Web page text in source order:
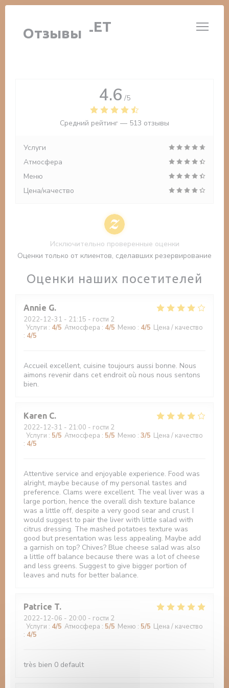
Панель управления cookies
LE 14 JUILLET
Отзывы
Оценки наших посетителей
Annie G
2022-12-31 - 21:15 - гости 2
Услуги : 4/5 Атмосфера : 4/5 Меню : 4/5 Цена / качество
: 4/5
Accueil excellent, cuisine toujours aussi bonne. Nous
aimons revenir dans cet endroit où nous nous sentons
bien.
Karen C
2022-12-31 - 21:00 - гости 2
Услуги : 5/5 Атмосфера : 5/5 Меню : 3/5 Цена / качество
: 4/5
Attentive service and enjoyable experience. Food was
alright, maybe because of my personal tastes and
preference. Clams were excellent. The veal liver was a
large portion, hence the overall dish texture balance
was a little off, despite a very good sear and crust. I
would suggest to pair the liver with little salad with
citrus dressing. The mashed potatoes texture was
good but presentation was less appealing. Maybe add
a garnish on top? Chives? Blue cheese salad was also
a little off balance because there was a lot of cheese
and less greens. Suggest to give bigger portion of
leaves and nuts for better balance.
Patrice T
2022-12-06 - 20:00 - гости 2
Услуги : 4/5 Атмосфера : 5/5 Меню : 5/5 Цена / качество
: 4/5
très bien 0 default
4.6 /5
Средний рейтинг — 513 отзывы
Услуги
Атмосфера
Меню
Цена/качество
Исключительно проверенные оценки
Оценки только от клиентов, сделавших резервирование